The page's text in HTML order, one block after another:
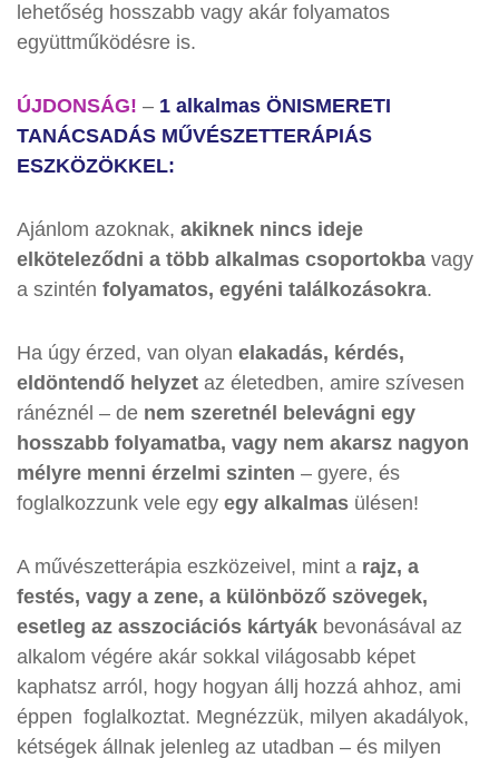
lehetőség hosszabb vagy akár folyamatos
együttműködésre is.
ÚJDONSÁG! – 1 alkalmas ÖNISMERETI
TANÁCSADÁS MŰVÉSZETTERÁPIÁS
ESZKÖZÖKKEL:
Ajánlom azoknak, akiknek nincs ideje
elköteleződni a több alkalmas csoportokba vagy
a szintén folyamatos, egyéni találkozásokra.
Ha úgy érzed, van olyan elakadás, kérdés,
eldöntendő helyzet az életedben, amire szívesen
ránéznél – de nem szeretnél belevágni egy
hosszabb folyamatba, vagy nem akarsz nagyon
mélyre menni érzelmi szinten – gyere, és
foglalkozzunk vele egy egy alkalmas ülésen!
A művészetterápia eszközeivel, mint a rajz, a
festés, vagy a zene, a különböző szövegek,
esetleg az asszociációs kártyák bevonásával az
alkalom végére akár sokkal világosabb képet
kaphatsz arról, hogy hogyan állj hozzá ahhoz, ami
éppen foglalkoztat. Megnézzük, milyen akadályok,
kétségek állnak jelenleg az utadban – és milyen